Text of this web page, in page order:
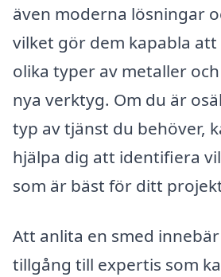
även moderna lösningar
vilket gör dem kapabla
olika typer av metaller
nya verktyg. Om du är
typ av tjänst du behöver,
hjälpa dig att identifiera
som är bäst för ditt
Att anlita en smed
tillgång till expertis som